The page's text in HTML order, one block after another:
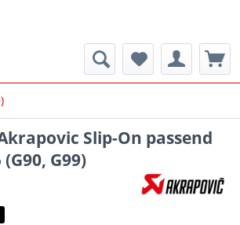
Slip-On passend
G99)